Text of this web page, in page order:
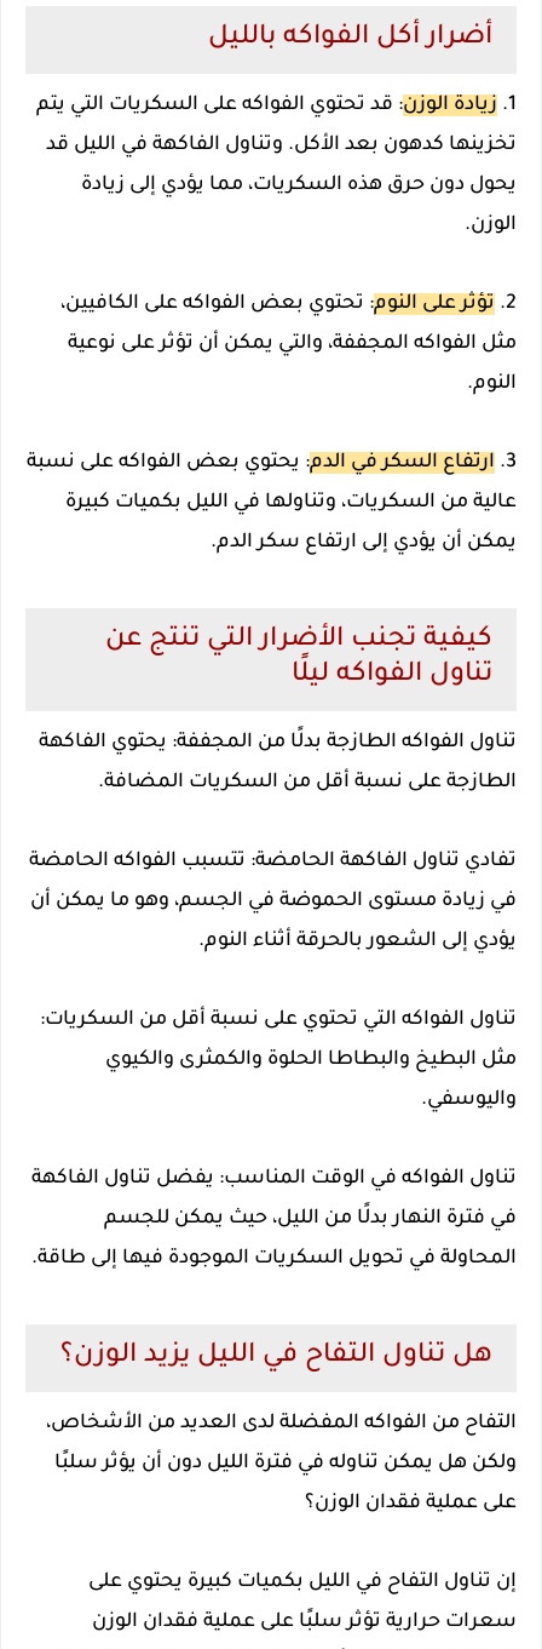
أضرار أكل الفواكه بالليل
1. زيادة الوزن: قد تحتوي الفواكه على السكريات التي يتم
تخزينها كدهون بعد الأكل. وتناول الفاكهة في الليل قد
يحول دون حرق هذه السكريات، مما يؤدي إلى زيادة
الوزن.
2. تؤثر على النوم: تحتوي بعض الفواكه على الكافيين،
مثل الفواكه المجففة، والتي يمكن أن تؤثر على نوعية
النوم.
3. ارتفاع السكر في الدم: يحتوي بعض الفواكه على نسبة
عالية من السكريات، وتناولها في الليل بكميات كبيرة
يمكن أن يؤدي إلى ارتفاع سكر الدم.
كيفية تجنب الأضرار التي تنتج عن
تناول الفواكه ليلًا
تناول الفواكه الطازجة بدلًا من المجففة: يحتوي الفاكهة
الطازجة على نسبة أقل من السكريات المضافة.
تفادي تناول الفاكهة الحامضة: تتسبب الفواكه الحامضة
في زيادة مستوى الحموضة في الجسم، وهو ما يمكن أن
يؤدي إلى الشعور بالحرقة أثناء النوم.
تناول الفواكه التي تحتوي على نسبة أقل من السكريات:
مثل البطيخ والبطاطا الحلوة والكمثرى والكيوي
واليوسفي.
تناول الفواكه في الوقت المناسب: يفضل تناول الفاكهة
في فترة النهار بدلًا من الليل، حيث يمكن للجسم
المحاولة في تحويل السكريات الموجودة فيها إلى طاقة.
هل تناول التفاح في الليل يزيد الوزن؟
التفاح من الفواكه المفضلة لدى العديد من الأشخاص،
ولكن هل يمكن تناوله في فترة الليل دون أن يؤثر سلبًا
على عملية فقدان الوزن؟
إن تناول التفاح في الليل بكميات كبيرة يحتوي على
سعرات حرارية تؤثر سلبًا على عملية فقدان الوزن